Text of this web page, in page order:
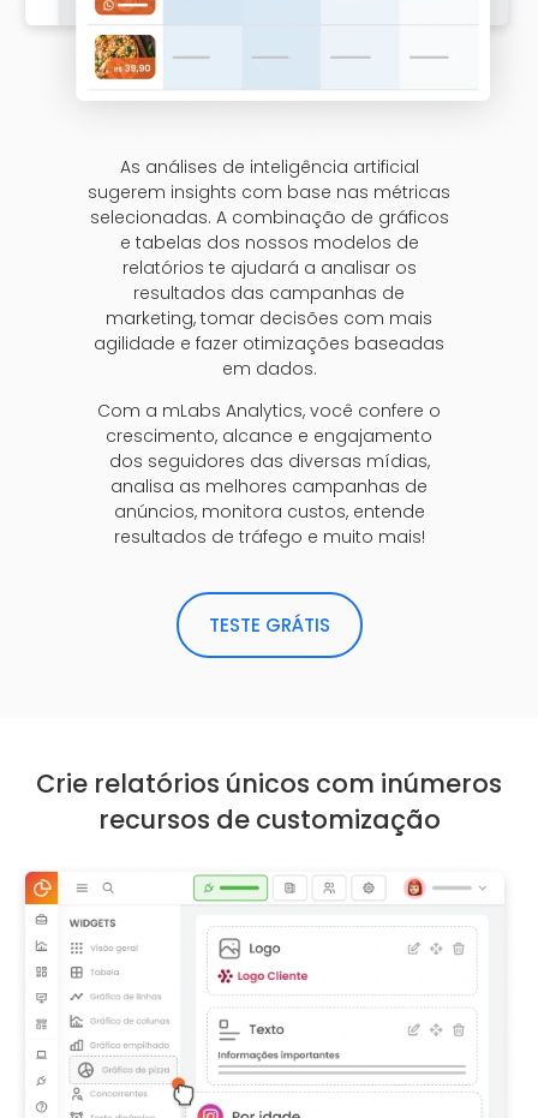
As análises de inteligência artificial
sugerem insights com base nas métricas
selecionadas. A combinação de gráficos
e tabelas dos nossos modelos de
relatórios te ajudará a analisar os
resultados das campanhas de
marketing, tomar decisões com mais
agilidade e fazer otimizações baseadas
em dados.
Com a mLabs Analytics, você confere o
crescimento, alcance e engajamento
dos seguidores das diversas mídias,
analisa as melhores campanhas de
anúncios, monitora custos, entende
resultados de tráfego e muito mais!
TESTE GRÁTIS
Crie relatórios únicos com inúmeros
recursos de customização